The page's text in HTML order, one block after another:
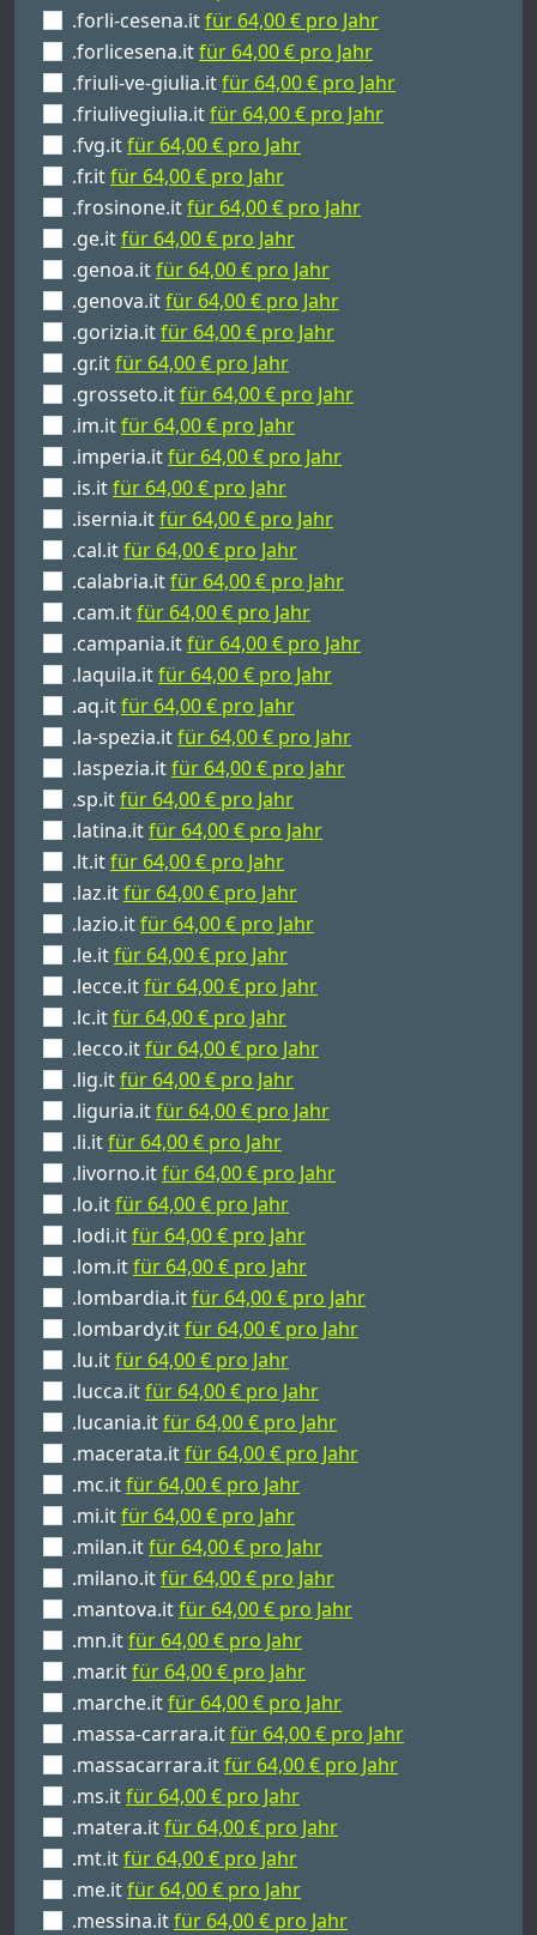
.forli-cesena.itfür 64,00 € pro Jahr
.forlicesena.itfür 64,00 € pro Jahr
.friuli-ve-giulia.itfür 64,00 € pro Jahr
.friulivegiulia.itfür 64,00 € pro Jahr
.fvg.itfür 64,00 € pro Jahr
.fr.itfür 64,00 € pro Jahr
.frosinone.itfür 64,00 € pro Jahr
.ge.itfür 64,00 € pro Jahr
.genoa.itfür 64,00 € pro Jahr
.genova.itfür 64,00 € pro Jahr
.gorizia.itfür 64,00 € pro Jahr
.gr.itfür 64,00 € pro Jahr
.grosseto.itfür 64,00 € pro Jahr
.im.itfür 64,00 € pro Jahr
.imperia.itfür 64,00 € pro Jahr
.is.itfür 64,00 € pro Jahr
.isernia.itfür 64,00 € pro Jahr
.cal.itfür 64,00 € pro Jahr
.calabria.itfür 64,00 € pro Jahr
.cam.itfür 64,00 € pro Jahr
.campania.itfür 64,00 € pro Jahr
.laquila.itfür 64,00 € pro Jahr
.aq.itfür 64,00 € pro Jahr
.la-spezia.itfür 64,00 € pro Jahr
.laspezia.itfür 64,00 € pro Jahr
.sp.itfür 64,00 € pro Jahr
.latina.itfür 64,00 € pro Jahr
.lt.itfür 64,00 € pro Jahr
.laz.itfür 64,00 € pro Jahr
.lazio.itfür 64,00 € pro Jahr
.le.itfür 64,00 € pro Jahr
.lecce.itfür 64,00 € pro Jahr
.lc.itfür 64,00 € pro Jahr
.lecco.itfür 64,00 € pro Jahr
.lig.itfür 64,00 € pro Jahr
.liguria.itfür 64,00 € pro Jahr
.li.itfür 64,00 € pro Jahr
.livorno.itfür 64,00 € pro Jahr
.lo.itfür 64,00 € pro Jahr
.lodi.itfür 64,00 € pro Jahr
.lom.itfür 64,00 € pro Jahr
.lombardia.itfür 64,00 € pro Jahr
.lombardy.itfür 64,00 € pro Jahr
.lu.itfür 64,00 € pro Jahr
.lucca.itfür 64,00 € pro Jahr
.lucania.itfür 64,00 € pro Jahr
.macerata.itfür 64,00 € pro Jahr
.mc.itfür 64,00 € pro Jahr
.mi.itfür 64,00 € pro Jahr
.milan.itfür 64,00 € pro Jahr
.milano.itfür 64,00 € pro Jahr
.mantova.itfür 64,00 € pro Jahr
.mn.itfür 64,00 € pro Jahr
.mar.itfür 64,00 € pro Jahr
.marche.itfür 64,00 € pro Jahr
.massa-carrara.itfür 64,00 € pro Jahr
.massacarrara.itfür 64,00 € pro Jahr
.ms.itfür 64,00 € pro Jahr
.matera.itfür 64,00 € pro Jahr
.mt.itfür 64,00 € pro Jahr
.me.itfür 64,00 € pro Jahr
.messina.itfür 64,00 € pro Jahr